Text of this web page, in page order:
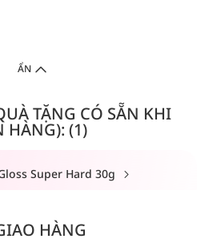
ẨN
TẶNG CÓ SẴN KHI
HÀNG): (1)
Super Hard 30g
HÀNG